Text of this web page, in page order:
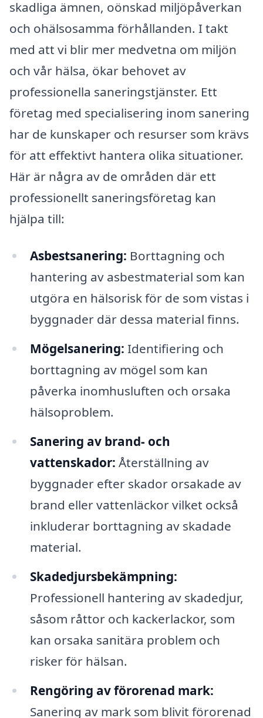
skadliga ämnen, oönskad miljöpåverkan
och ohälsosamma förhållanden. I takt
med att vi blir mer medvetna om miljön
och vår hälsa, ökar behovet av
professionella saneringstjänster. Ett
företag med specialisering inom sanering
har de kunskaper och resurser som krävs
för att effektivt hantera olika situationer.
Här är några av de områden där ett
professionellt saneringsföretag kan
hjälpa till:
Asbestsanering: Borttagning och
hantering av asbestmaterial som kan
utgöra en hälsorisk för de som vistas i
byggnader där dessa material finns.
Mögelsanering: Identifiering och
borttagning av mögel som kan
påverka inomhusluften och orsaka
hälsoproblem.
Sanering av brand- och
vattenskador: Återställning av
byggnader efter skador orsakade av
brand eller vattenläckor vilket också
inkluderar borttagning av skadade
material.
Skadedjursbekämpning:
Professionell hantering av skadedjur,
såsom råttor och kackerlackor, som
kan orsaka sanitära problem och
risker för hälsan.
Rengöring av förorenad mark:
Sanering av mark som blivit förorenad